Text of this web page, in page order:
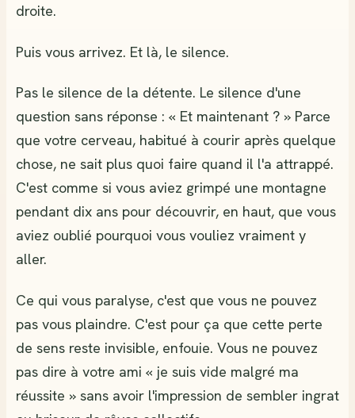
droite.
Puis vous arrivez. Et là, le silence.
Pas le silence de la détente. Le silence d'une
question sans réponse : « Et maintenant ? » Parce
que votre cerveau, habitué à courir après quelque
chose, ne sait plus quoi faire quand il l'a attrappé.
C'est comme si vous aviez grimpé une montagne
pendant dix ans pour découvrir, en haut, que vous
aviez oublié pourquoi vous vouliez vraiment y
aller.
Ce qui vous paralyse, c'est que vous ne pouvez
pas vous plaindre. C'est pour ça que cette perte
de sens reste invisible, enfouie. Vous ne pouvez
pas dire à votre ami « je suis vide malgré ma
réussite » sans avoir l'impression de sembler ingrat